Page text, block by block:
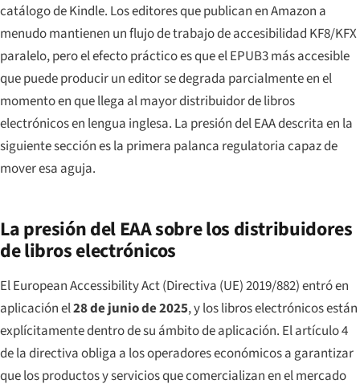
catálogo de Kindle. Los editores que publican en Amazon a
menudo mantienen un flujo de trabajo de accesibilidad KF8/KFX
paralelo, pero el efecto práctico es que el EPUB3 más accesible
que puede producir un editor se degrada parcialmente en el
momento en que llega al mayor distribuidor de libros
electrónicos en lengua inglesa. La presión del EAA descrita en la
siguiente sección es la primera palanca regulatoria capaz de
mover esa aguja.
La presión del EAA sobre los distribuidores
de libros electrónicos
El European Accessibility Act (Directiva (UE) 2019/882) entró en
aplicación el28 de junio de 2025, y los libros electrónicos están
explícitamente dentro de su ámbito de aplicación. El artículo 4
de la directiva obliga a los operadores económicos a garantizar
que los productos y servicios que comercializan en el mercado